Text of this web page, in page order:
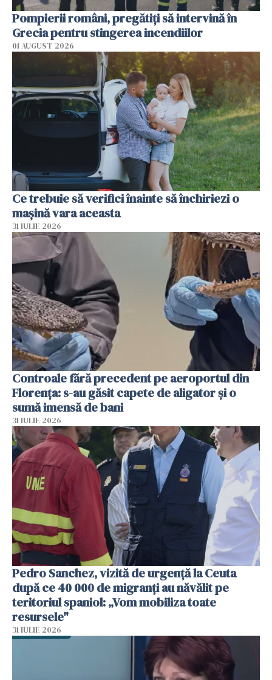
Pompierii români, pregătiţi să intervină în
Grecia pentru stingerea incendiilor
01 AUGUST 2026
Ce trebuie să verifici înainte să închiriezi o
mașină vara aceasta
31 IULIE 2026
Controale fără precedent pe aeroportul din
Florența: s-au găsit capete de aligator și o
sumă imensă de bani
31 IULIE 2026
Pedro Sanchez, vizită de urgență la Ceuta
după ce 40 000 de migranți au năvălit pe
teritoriul spaniol: „Vom mobiliza toate
resursele"
31 IULIE 2026